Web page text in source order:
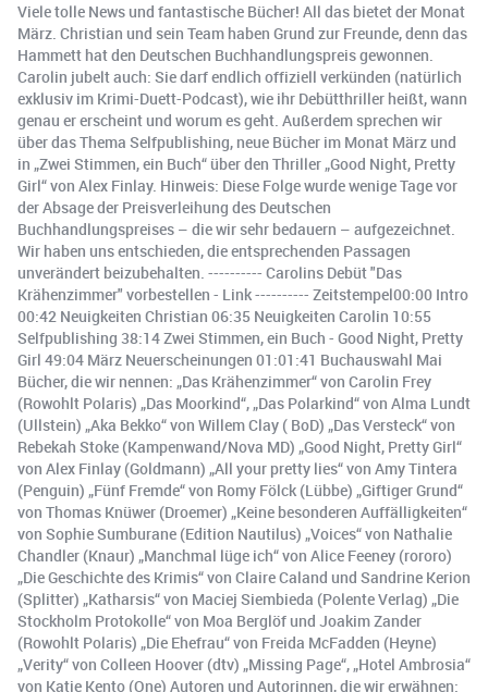
Viele tolle News und fantastische Bücher! All das bietet der Monat
März. Christian und sein Team haben Grund zur Freunde, denn das
Hammett hat den Deutschen Buchhandlungspreis gewonnen.
Carolin jubelt auch: Sie darf endlich offiziell verkünden (natürlich
exklusiv im Krimi-Duett-Podcast), wie ihr Debütthriller heißt, wann
genau er erscheint und worum es geht. Außerdem sprechen wir
über das Thema Selfpublishing, neue Bücher im Monat März und
in „Zwei Stimmen, ein Buch“ über den Thriller „Good Night, Pretty
Girl“ von Alex Finlay. Hinweis: Diese Folge wurde wenige Tage vor
der Absage der Preisverleihung des Deutschen
Buchhandlungspreises – die wir sehr bedauern – aufgezeichnet.
Wir haben uns entschieden, die entsprechenden Passagen
unverändert beizubehalten. ---------- Carolins Debüt "Das
Krähenzimmer" vorbestellen - Link ---------- Zeitstempel00:00 Intro
00:42 Neuigkeiten Christian 06:35 Neuigkeiten Carolin 10:55
Selfpublishing 38:14 Zwei Stimmen, ein Buch - Good Night, Pretty
Girl 49:04 März Neuerscheinungen 01:01:41 Buchauswahl Mai
Bücher, die wir nennen: „Das Krähenzimmer“ von Carolin Frey
(Rowohlt Polaris) „Das Moorkind“, „Das Polarkind“ von Alma Lundt
(Ullstein) „Aka Bekko“ von Willem Clay ( BoD) „Das Versteck“ von
Rebekah Stoke (Kampenwand/Nova MD) „Good Night, Pretty Girl“
von Alex Finlay (Goldmann) „All your pretty lies“ von Amy Tintera
(Penguin) „Fünf Fremde“ von Romy Fölck (Lübbe) „Giftiger Grund“
von Thomas Knüwer (Droemer) „Keine besonderen Auffälligkeiten“
von Sophie Sumburane (Edition Nautilus) „Voices“ von Nathalie
Chandler (Knaur) „Manchmal lüge ich“ von Alice Feeney (rororo)
„Die Geschichte des Krimis“ von Claire Caland und Sandrine Kerion
(Splitter) „Katharsis“ von Maciej Siembieda (Polente Verlag) „Die
Stockholm Protokolle“ von Moa Berglöf und Joakim Zander
(Rowohlt Polaris) „Die Ehefrau“ von Freida McFadden (Heyne)
„Verity“ von Colleen Hoover (dtv) „Missing Page“, „Hotel Ambrosia“
von Katie Kento (One) Autoren und Autorinnen, die wir erwähnen: